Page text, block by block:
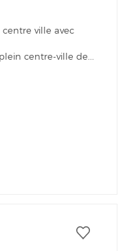
ville avec
centre-ville de...